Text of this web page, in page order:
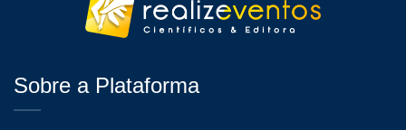
Sobre a Plataforma